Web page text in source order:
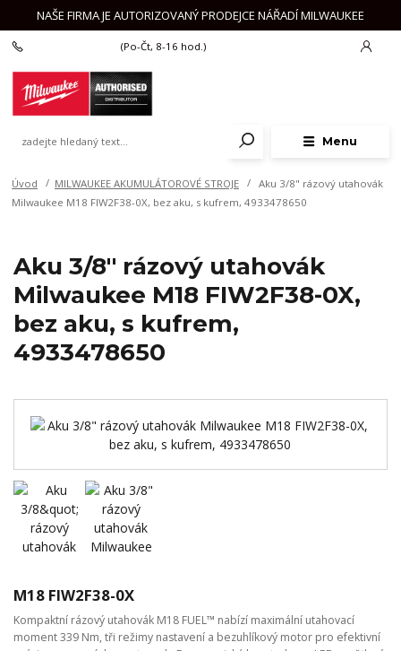
NAŠE FIRMA JE AUTORIZOVANÝ PRODEJCE NÁŘADÍ MILWAUKEE
Menu
(Po-Čt, 8-16 hod.)
Úvod MILWAUKEE AKUMULÁTOROVÉ STROJE
Aku 3/8" rázový utahovák
Milwaukee M18 FIW2F38-0X, bez aku, s kufrem, 4933478650
Aku 3/8" rázový utahovák
Milwaukee M18 FIW2F38-0X,
bez aku, s kufrem,
4933478650
M18 FIW2F38-0X
Kompaktní rázový utahovák M18 FUEL™ nabízí maximální utahovací
moment 339 Nm, tři režimy nastavení a bezuhlíkový motor pro efektivní